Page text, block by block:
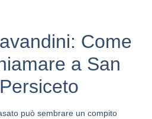
Come
a San
può sembrare un compito